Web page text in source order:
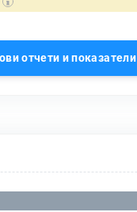
отчети и показатели